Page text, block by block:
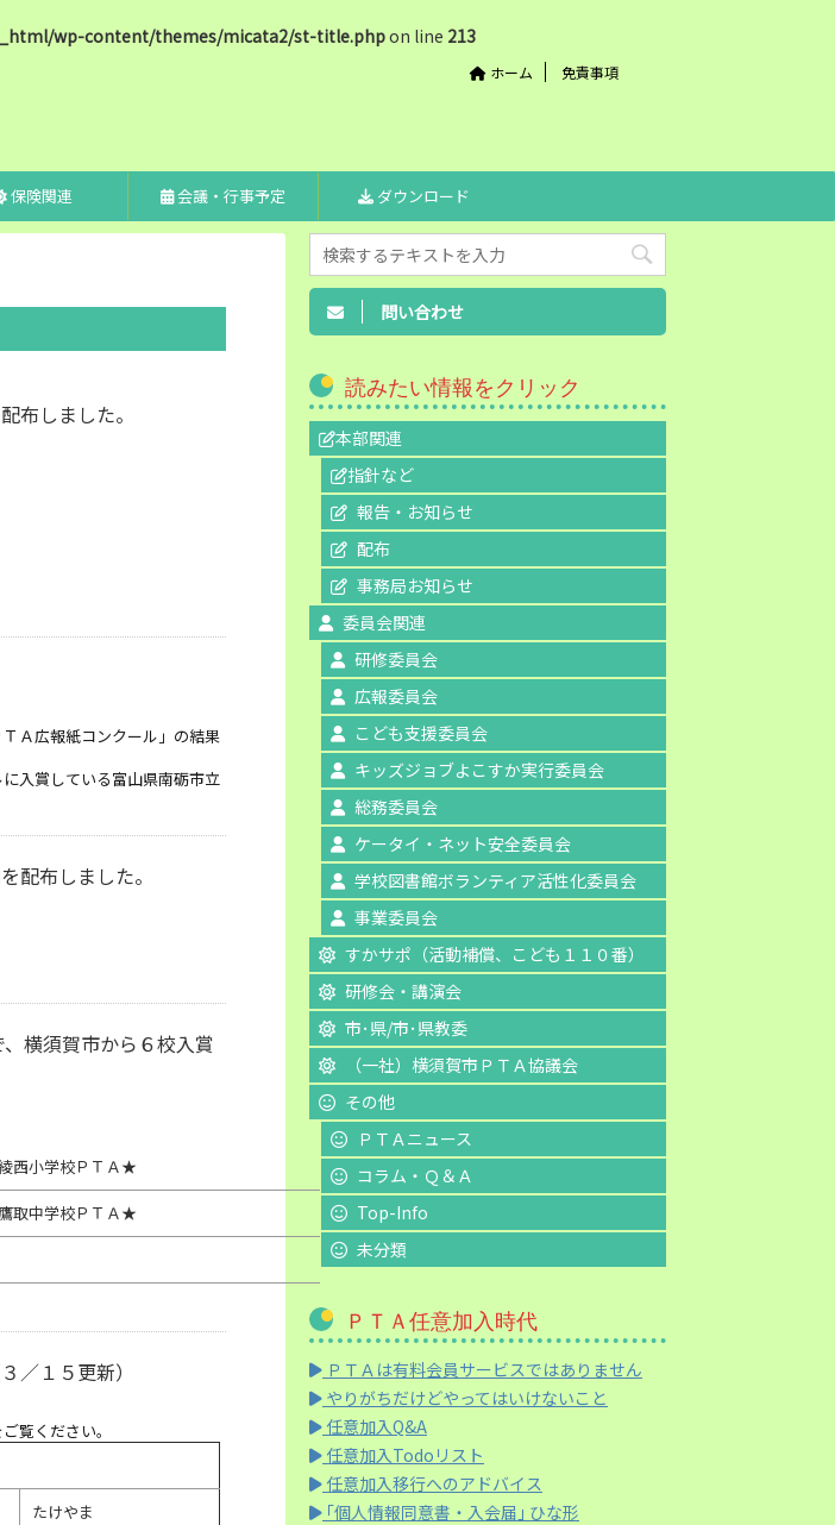
wp-content/themes/micata2/st-title.phpon line 213
ホーム 免責事項
保険関連 会議・行事予定 ダウンロード
布しました。
Ａ広報紙コンクール」の結果
入賞している富山県南砺市立
配布しました。
横須賀市から６校入賞
学校ＰＴＡ★
中学校ＰＴＡ★
／１５更新）
ご覧ください。
たけやま
問い合わせ
読みたい情報をクリック
本部関連
指針など
報告・お知らせ
配布
事務局お知らせ
委員会関連
研修委員会
広報委員会
こども支援委員会
キッズジョブよこすか実行委員会
総務委員会
ケータイ・ネット安全委員会
学校図書館ボランティア活性化委員会
事業委員会
すかサポ（活動補償、こども１１０番）
研修会・講演会
市･県/市･県教委
（一社）横須賀市ＰＴＡ協議会
その他
ＰＴＡニュース
コラム・Ｑ＆Ａ
Top-Info
未分類
ＰＴＡ任意加入時代
ＰＴＡは有料会員サービスではありません
やりがちだけどやってはいけないこと
任意加入Q&A
任意加入Todoリスト
任意加入移行へのアドバイス
｢個人情報同意書・入会届｣ ひな形